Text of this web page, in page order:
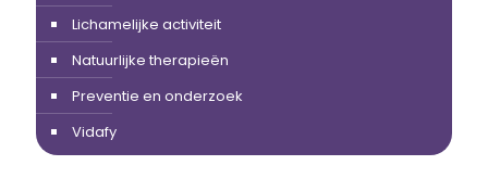
Lichamelijke activiteit
Natuurlijke therapieën
Preventie en onderzoek
Vidafy